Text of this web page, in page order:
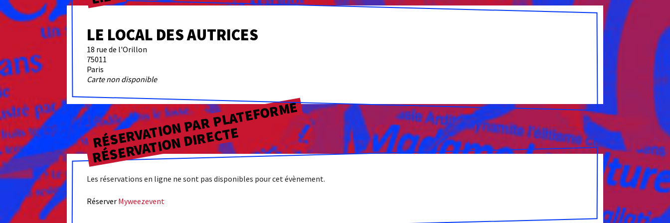
LE LOCAL DES AUTRICES
18 rue de l'Orillon
75011
Paris
Carte non disponible
RÉSERVATION DIRECTE
Les réservations en ligne ne sont pas disponibles pour cet évènement.
RÉSERVATION PAR PLATEFORME
Réserver Myweezevent